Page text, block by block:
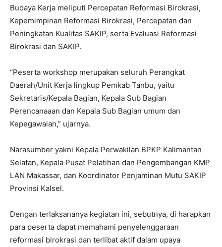
Budaya Kerja meliputi Percepatan Reformasi Birokrasi,
Kepemimpinan Reformasi Birokrasi, Percepatan dan
Peningkatan Kualitas SAKIP, serta Evaluasi Reformasi
Birokrasi dan SAKIP.
“Peserta workshop merupakan seluruh Perangkat
Daerah/Unit Kerja lingkup Pemkab Tanbu, yaitu
Sekretaris/Kepala Bagian, Kepala Sub Bagian
Perencanaaan dan Kepala Sub Bagian umum dan
Kepegawaian,” ujarnya.
Narasumber yakni Kepala Perwakilan BPKP Kalimantan
Selatan, Kepala Pusat Pelatihan dan Pengembangan KMP
LAN Makassar, dan Koordinator Penjaminan Mutu SAKIP
Provinsi Kalsel.
Dengan terlaksananya kegiatan ini, sebutnya, di harapkan
para peserta dapat memahami penyelenggaraan
reformasi birokrasi dan terlibat aktif dalam upaya